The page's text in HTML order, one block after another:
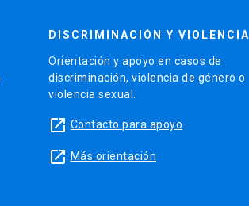
DISCRIMINACIÓN Y VIOLENCIA
Orientación y apoyo en casos de
discriminación, violencia de género o
violencia sexual.
launch Contacto para apoyo
launch Más orientación